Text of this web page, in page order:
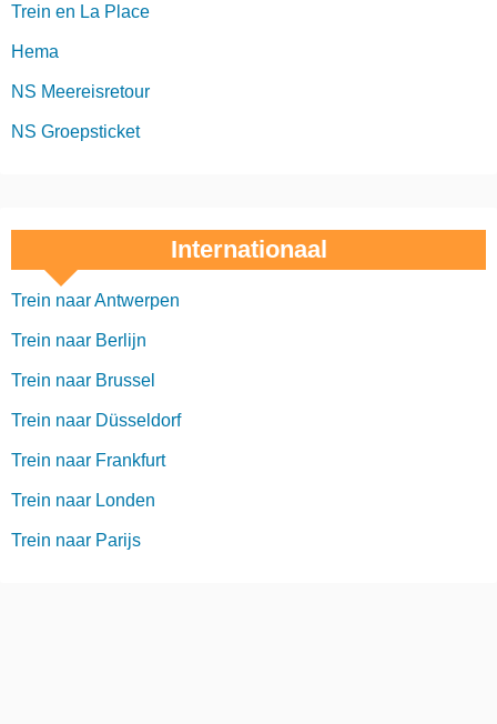
Trein en La Place
Hema
NS Meereisretour
NS Groepsticket
Internationaal
Trein naar Antwerpen
Trein naar Berlijn
Trein naar Brussel
Trein naar Düsseldorf
Trein naar Frankfurt
Trein naar Londen
Trein naar Parijs